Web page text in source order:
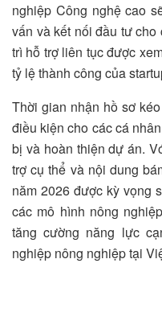
nghiệp Công nghệ cao
vấn và kết nối đầu tư
trì hỗ trợ liên tục được
tỷ lệ thành công của
Thời gian nhận hồ sơ
điều kiện cho các cá
bị và hoàn thiện dự án.
trợ cụ thể và nội dung
năm 2026 được kỳ vọng
các mô hình nông
tăng cường năng lực
nghiệp nông nghiệp tại